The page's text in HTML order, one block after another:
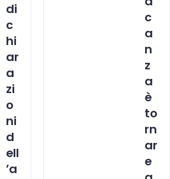
di
c
hi
ar
a
zi
o
ni
d
ell
’a
c
a
n
z
a
è
to
rn
ar
e